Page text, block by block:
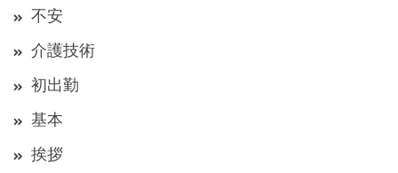
不安
介護技術
初出勤
基本
挨拶